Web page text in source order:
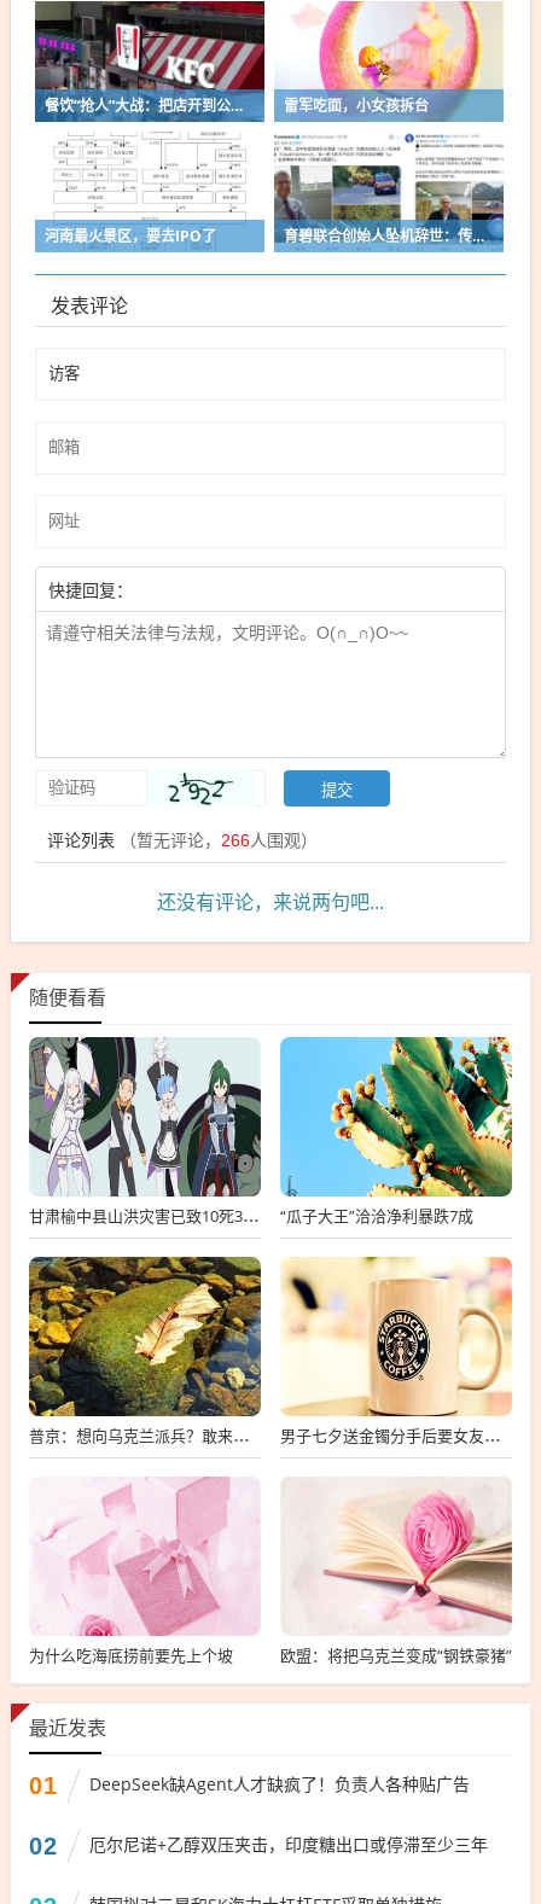
餐饮“抢人”大战：把店开到公交站、演唱会… 雷军吃面，小女孩拆台
河南最火景区，要去IPO了 育碧联合创始人坠机辞世：传奇背后的关键人物
发表评论
快捷回复：
评论列表 （暂无评论， 266人围观）
还没有评论，来说两句吧...
随便看看
甘肃榆中县山洪灾害已致10死33失联 “瓜子大王”洽洽净利暴跌7成
普京：想向乌克兰派兵？敢来就打，普京，敢派兵到乌克兰，将面临严厉反击 男子七夕送金镯分手后要女友还钱
为什么吃海底捞前要先上个坡 欧盟：将把乌克兰变成“钢铁豪猪”
最近发表
01 DeepSeek缺Agent人才缺疯了！负责人各种贴广告
02 厄尔尼诺+乙醇双压夹击，印度糖出口或停滞至少三年